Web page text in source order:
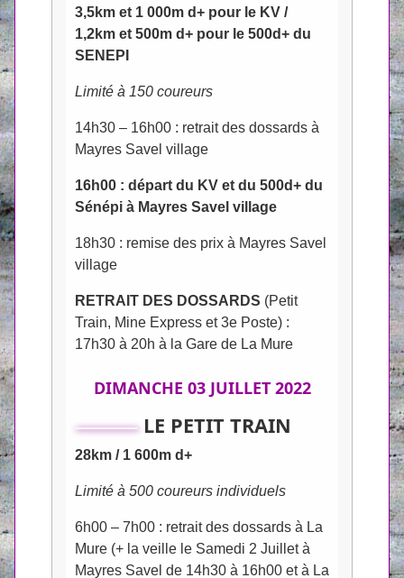
3,5km et 1 000m d+ pour le KV /
1,2km et 500m d+ pour le 500d+ du
SENEPI
Limité à 150 coureurs
14h30 – 16h00 : retrait des dossards à
Mayres Savel village
16h00 : départ du KV et du 500d+ du
Sénépi à Mayres Savel village
18h30 : remise des prix à Mayres Savel
village
RETRAIT DES DOSSARDS (Petit
Train, Mine Express et 3e Poste) :
17h30 à 20h à la Gare de La Mure
DIMANCHE 03 JUILLET 2022
LE PETIT TRAIN
28km / 1 600m d+
Limité à 500 coureurs individuels
6h00 – 7h00 : retrait des dossards à La
Mure (+ la veille le Samedi 2 Juillet à
Mayres Savel de 14h30 à 16h00 et à La